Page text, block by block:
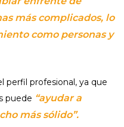
más complicados, lo
como personas y
perfil profesional, ya que
puede “ayudar a
más sólido”.